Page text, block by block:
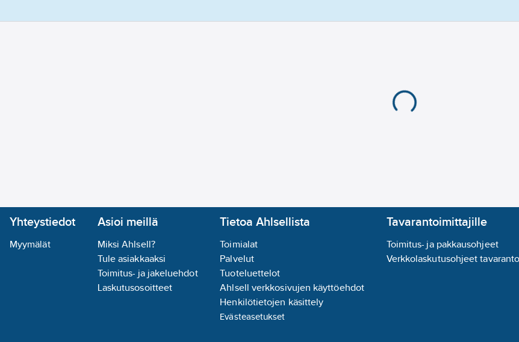
Yhteystiedot
Myymälät
Asioi meillä
Miksi Ahlsell?
Tule asiakkaaksi
Toimitus- ja jakeluehdot
Laskutusosoitteet
Tietoa Ahlsellista
Toimialat
Palvelut
Tuoteluettelot
Ahlsell verkkosivujen käyttöehdot
Henkilötietojen käsittely
Evästeasetukset
Tavarantoimittajille
Toimitus- ja pakkausohjeet
Verkkolaskutusohjeet